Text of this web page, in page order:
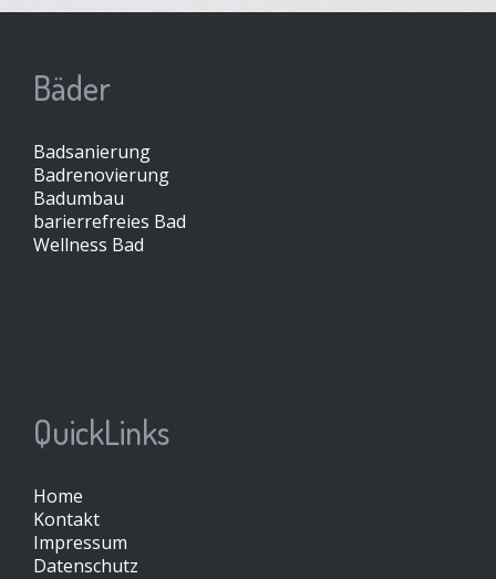
Bäder
Badsanierung
Badrenovierung
Badumbau
barierrefreies Bad
Wellness Bad
QuickLinks
Home
Kontakt
Impressum
Datenschutz